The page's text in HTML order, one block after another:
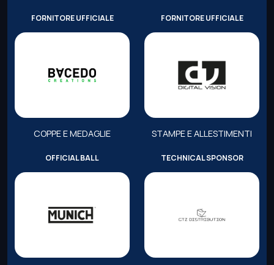
FORNITORE UFFICIALE
COPPE E MEDAGLIE
FORNITORE UFFICIALE
STAMPE E ALLESTIMENTI
OFFICIAL BALL TECHNICAL SPONSOR